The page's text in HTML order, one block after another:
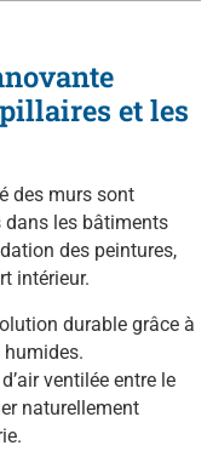
et les
des murs sont
dans les bâtiments
des peintures,
intérieur.
durable grâce à
ventilée entre le
naturellement